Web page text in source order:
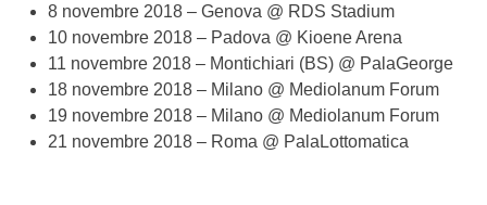
8 novembre 2018 – Genova @ RDS Stadium
10 novembre 2018 – Padova @ Kioene Arena
11 novembre 2018 – Montichiari (BS) @ PalaGeorge
18 novembre 2018 – Milano @ Mediolanum Forum
19 novembre 2018 – Milano @ Mediolanum Forum
21 novembre 2018 – Roma @ PalaLottomatica